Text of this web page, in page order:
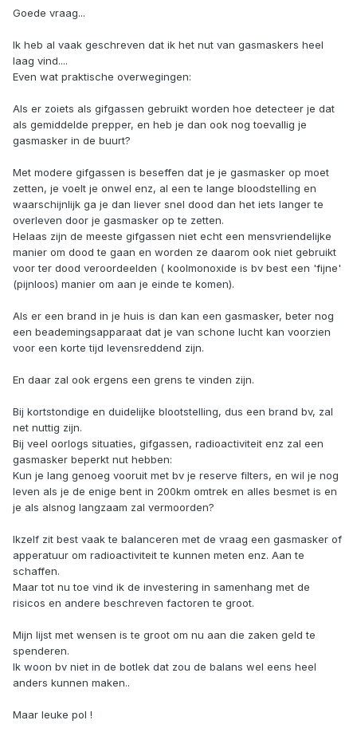
Goede vraag...
Ik heb al vaak geschreven dat ik het nut van gasmaskers heel
laag vind....
Even wat praktische overwegingen:
Als er zoiets als gifgassen gebruikt worden hoe detecteer je dat
als gemiddelde prepper, en heb je dan ook nog toevallig je
gasmasker in de buurt?
Met modere gifgassen is beseffen dat je je gasmasker op moet
zetten, je voelt je onwel enz, al een te lange bloodstelling en
waarschijnlijk ga je dan liever snel dood dan het iets langer te
overleven door je gasmasker op te zetten.
Helaas zijn de meeste gifgassen niet echt een mensvriendelijke
manier om dood te gaan en worden ze daarom ook niet gebruikt
voor ter dood veroordeelden ( koolmonoxide is bv best een 'fijne'
(pijnloos) manier om aan je einde te komen).
Als er een brand in je huis is dan kan een gasmasker, beter nog
een beademingsapparaat dat je van schone lucht kan voorzien
voor een korte tijd levensreddend zijn.
En daar zal ook ergens een grens te vinden zijn.
Bij kortstondige en duidelijke blootstelling, dus een brand bv, zal
net nuttig zijn.
Bij veel oorlogs situaties, gifgassen, radioactiviteit enz zal een
gasmasker beperkt nut hebben:
Kun je lang genoeg vooruit met bv je reserve filters, en wil je nog
leven als je de enige bent in 200km omtrek en alles besmet is en
je als alsnog langzaam zal vermoorden?
Ikzelf zit best vaak te balanceren met de vraag een gasmasker of
apperatuur om radioactiviteit te kunnen meten enz. Aan te
schaffen.
Maar tot nu toe vind ik de investering in samenhang met de
risicos en andere beschreven factoren te groot.
Mijn lijst met wensen is te groot om nu aan die zaken geld te
spenderen.
Ik woon bv niet in de botlek dat zou de balans wel eens heel
anders kunnen maken..
Maar leuke pol !